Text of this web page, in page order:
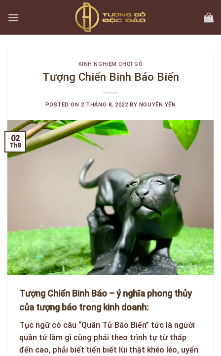
KINH NGHIỆM CHƠI GỖ
Tượng Chiến Binh Báo Biến
POSTED ON 2 THÁNG 8, 2022 BY NGUYỄN YẾN
02
Th8
Tượng Chiến Binh Báo – ý nghĩa phong thủy
của tượng báo trong kinh doanh:
Tục ngữ có câu “Quân Tử Báo Biến” tức là người
quân tử làm gì cũng phải theo trình tự từ thấp
đến cao, phải biết tiến biết lùi thật khéo léo, uyển